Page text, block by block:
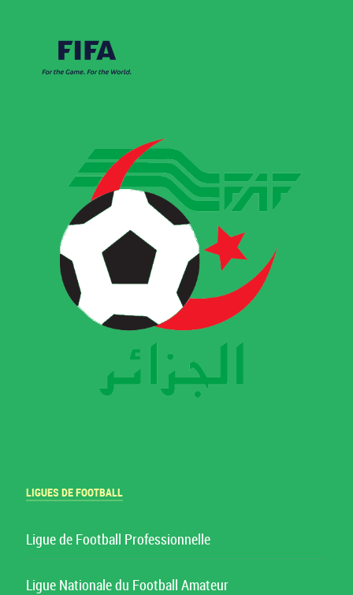
LIGUES DE FOOTBALL
Ligue de Football Professionnelle
Ligue Nationale du Football Amateur